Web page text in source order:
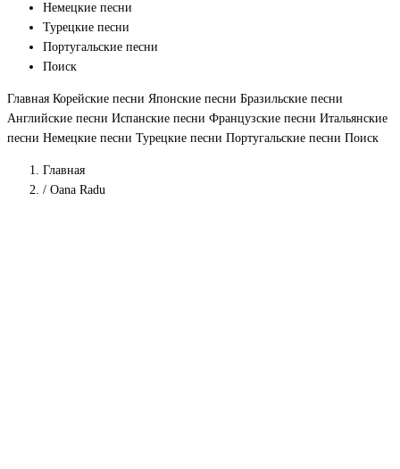
Немецкие песни
Турецкие песни
Португальские песни
Поиск
Главная Корейские песни Японские песни Бразильские песни
Английские песни Испанские песни Французские песни Итальянские
песни Немецкие песни Турецкие песни Португальские песни Поиск
Главная
/ Oana Radu